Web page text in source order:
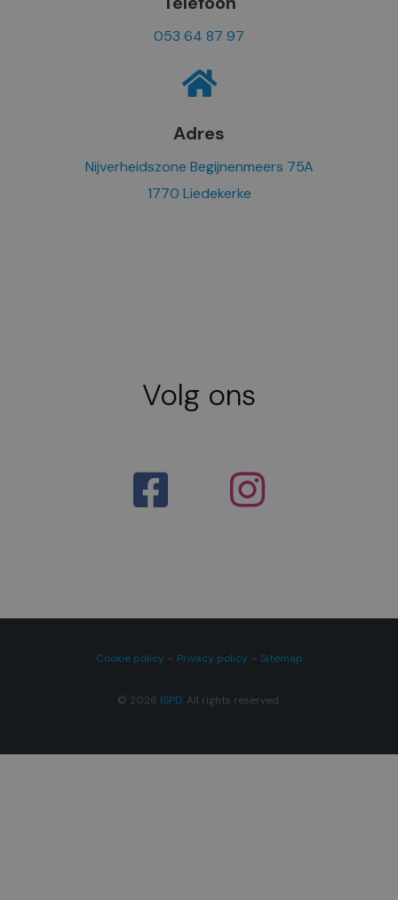
053 64 87 97
Adres
Nijverheidszone Begijnenmeers 75A
1770 Liedekerke
Volg ons
Cookie policy – Privacy policy – Sitemap
© 2026 ISPD . All rights reserved.